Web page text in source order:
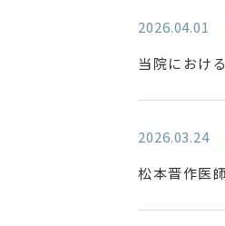
2026.04.01
当院におけ
2026.03.24
松本晋作医